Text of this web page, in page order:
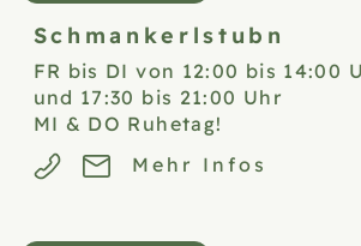
Schmankerlstubn
FR bis DI von 12:00 bis 14:00
und 17:30 bis 21:00 Uhr
MI & DO Ruhetag!
Mehr Infos